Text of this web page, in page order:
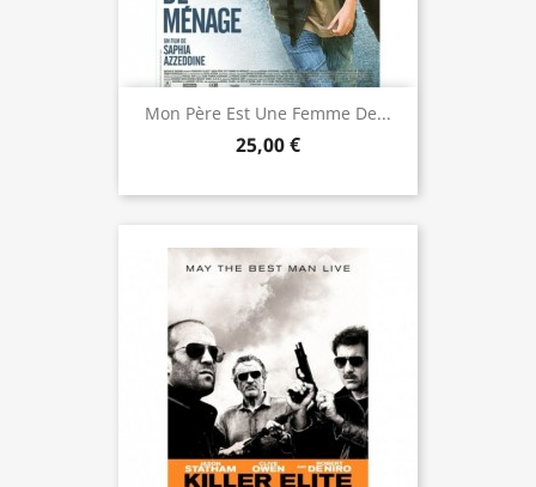
Mon Père Est Une Femme De...
25,00 €